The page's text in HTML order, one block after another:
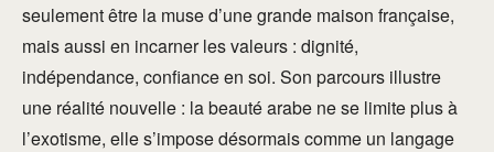
seulement être la muse d’une grande maison française,
mais aussi en incarner les valeurs : dignité,
indépendance, confiance en soi. Son parcours illustre
une réalité nouvelle : la beauté arabe ne se limite plus à
l’exotisme, elle s’impose désormais comme un langage